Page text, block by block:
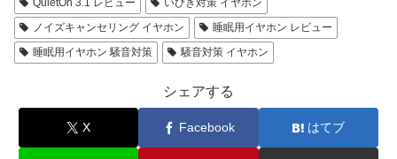
ノイズキャンセリング イヤホン
睡眠用イヤホン レビュー
睡眠用イヤホン 騒音対策
騒音対策 イヤホン
シェアする
X Facebook はてブ